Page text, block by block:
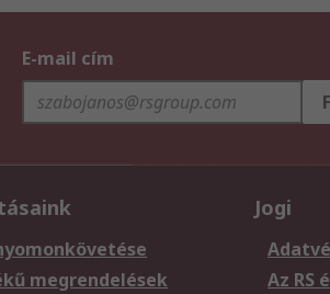
E-mail cím
megrendelések
Jogi
Az